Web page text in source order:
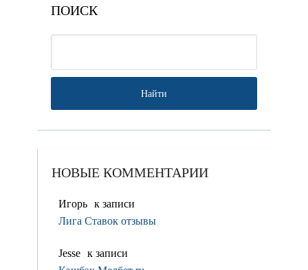
ПОИСК
НОВЫЕ КОММЕНТАРИИ
Игорь к записи
Лига Ставок отзывы
Jesse к записи